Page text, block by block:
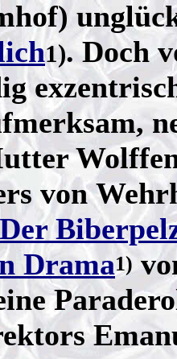
1). Doch
von
Der
Drama1)